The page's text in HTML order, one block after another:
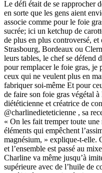
Le défi était de se rapprocher
en sorte que les gens aient
associe comme pour le foie
sucrée; ici un ketchup de
de plus en plus controversé,
Strasbourg, Bordeaux ou
leurs tables, le chef se défend
pour remplacer le foie gras, je
ceux qui ne veulent plus en
fabriquer soi-même Et pour
de faire son foie gras végétal
diététicienne et créatrice de
@charlinedieteticienne , sa
« On les fait tremper toute
éléments qui empêchent
magnésium, » explique-t-elle.
et l’ensemble est passé au
Charline va même jusqu’à
supérieure avec de l’huile de